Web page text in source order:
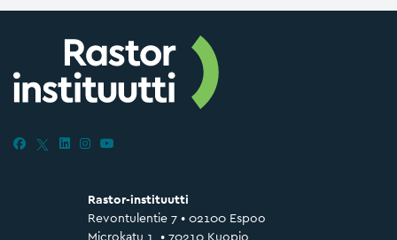
Rastor-instituutti
Revontulentie 7 • 02100 Espoo
Microkatu 1 • 70210 Kuopio